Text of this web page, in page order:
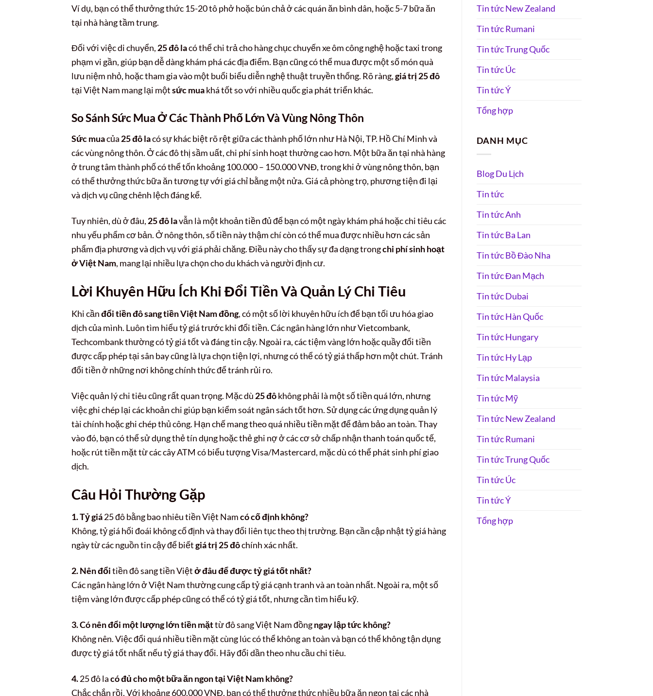
Ví dụ, bạn có thể thưởng thức 15-20 tô phở hoặc bún chả ở các quán ăn bình dân, hoặc 5-7 bữa ăn
tại nhà hàng tầm trung.
Đối với việc di chuyển, 25 đô lacó thể chi trả cho hàng chục chuyến xe ôm công nghệ hoặc taxi trong
phạm vi gần, giúp bạn dễ dàng khám phá các địa điểm. Bạn cũng có thể mua được một số món quà
lưu niệm nhỏ, hoặc tham gia vào một buổi biểu diễn nghệ thuật truyền thống. Rõ ràng,giá trị 25 đô
tại Việt Nam mang lại mộtsức muakhá tốt so với nhiều quốc gia phát triển khác.
So Sánh Sức Mua Ở Các Thành Phố Lớn Và Vùng Nông Thôn
Sức muacủa25 đô lacó sự khác biệt rõ rệt giữa các thành phố lớn như Hà Nội, TP. Hồ Chí Minh và
các vùng nông thôn. Ở các đô thị sầm uất, chi phí sinh hoạt thường cao hơn. Một bữa ăn tại nhà hàng
ở trung tâm thành phố có thể tốn khoảng 100.000 – 150.000 VNĐ, trong khi ở vùng nông thôn, bạn
có thể thưởng thức bữa ăn tương tự với giá chỉ bằng một nửa. Giá cả phòng trọ, phương tiện đi lại
và dịch vụ cũng chênh lệch đáng kể.
Tuy nhiên, dù ở đâu, 25 đô lavẫn là một khoản tiền đủ để bạn có một ngày khám phá hoặc chi tiêu các
nhu yếu phẩm cơ bản. Ở nông thôn, số tiền này thậm chí còn có thể mua được nhiều hơn các sản
phẩm địa phương và dịch vụ với giá phải chăng. Điều này cho thấy sự đa dạng trongchi phí sinh hoạt
ở Việt Nam, mang lại nhiều lựa chọn cho du khách và người định cư.
Lời Khuyên Hữu Ích Khi Đổi Tiền Và Quản Lý Chi Tiêu
Khi cầnđổi tiền đô sang tiền Việt Nam đồng, có một số lời khuyên hữu ích để bạn tối ưu hóa giao
dịch của mình. Luôn tìm hiểu tỷ giá trước khi đổi tiền. Các ngân hàng lớn như Vietcombank,
Techcombank thường có tỷ giá tốt và đáng tin cậy. Ngoài ra, các tiệm vàng lớn hoặc quầy đổi tiền
được cấp phép tại sân bay cũng là lựa chọn tiện lợi, nhưng có thể có tỷ giá thấp hơn một chút. Tránh
đổi tiền ở những nơi không chính thức để tránh rủi ro.
Việc quản lý chi tiêu cũng rất quan trọng. Mặc dù 25 đôkhông phải là một số tiền quá lớn, nhưng
việc ghi chép lại các khoản chi giúp bạn kiểm soát ngân sách tốt hơn. Sử dụng các ứng dụng quản lý
tài chính hoặc ghi chép thủ công. Hạn chế mang theo quá nhiều tiền mặt để đảm bảo an toàn. Thay
vào đó, bạn có thể sử dụng thẻ tín dụng hoặc thẻ ghi nợ ở các cơ sở chấp nhận thanh toán quốc tế,
hoặc rút tiền mặt từ các cây ATM có biểu tượng Visa/Mastercard, mặc dù có thể phát sinh phí giao
dịch.
Câu Hỏi Thường Gặp
1. Tỷ giá25 đô bằng bao nhiêu tiền Việt Namcó cố định không?
Không, tỷ giá hối đoái không cố định và thay đổi liên tục theo thị trường. Bạn cần cập nhật tỷ giá hàng
ngày từ các nguồn tin cậy để biếtgiá trị 25 đôchính xác nhất.
2. Nên đổitiền đô sang tiền Việtở đâu để được tỷ giá tốt nhất?
Các ngân hàng lớn ở Việt Nam thường cung cấp tỷ giá cạnh tranh và an toàn nhất. Ngoài ra, một số
tiệm vàng lớn được cấp phép cũng có thể có tỷ giá tốt, nhưng cần tìm hiểu kỹ.
3. Có nên đổi một lượng lớn tiền mặttừ đô sang Việt Nam đồngngay lập tức không?
Không nên. Việc đổi quá nhiều tiền mặt cùng lúc có thể không an toàn và bạn có thể không tận dụng
được tỷ giá tốt nhất nếu tỷ giá thay đổi. Hãy đổi dần theo nhu cầu chi tiêu.
4.25 đô lacó đủ cho một bữa ăn ngon tại Việt Nam không?
Chắc chắn rồi. Với khoảng 600.000 VNĐ, bạn có thể thưởng thức nhiều bữa ăn ngon tại các nhà
Tin tức New Zealand
Tin tức Rumani
Tin tức Trung Quốc
Tin tức Úc
Tin tức Ý
Tổng hợp
DANH MỤC
Blog Du Lịch
Tin tức
Tin tức Anh
Tin tức Ba Lan
Tin tức Bồ Đào Nha
Tin tức Đan Mạch
Tin tức Dubai
Tin tức Hàn Quốc
Tin tức Hungary
Tin tức Hy Lạp
Tin tức Malaysia
Tin tức Mỹ
Tin tức New Zealand
Tin tức Rumani
Tin tức Trung Quốc
Tin tức Úc
Tin tức Ý
Tổng hợp